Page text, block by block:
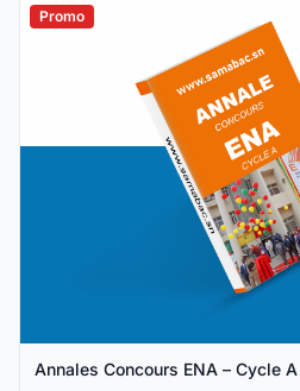
Promo
Annales Concours ENA – Cycle A